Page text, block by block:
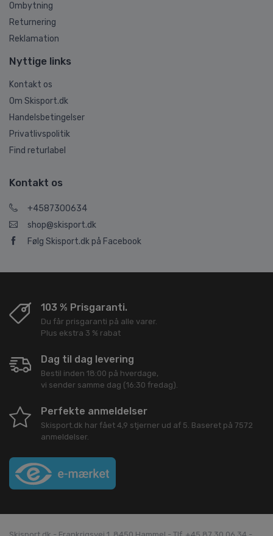
Ombytning
Returnering
Reklamation
Nyttige links
Kontakt os
Om Skisport.dk
Handelsbetingelser
Privatlivspolitik
Find returlabel
Kontakt os
+4587300634
shop@skisport.dk
Følg Skisport.dk på Facebook
103 % Prisgaranti.
Du får prisgaranti på alle varer.
Plus ekstra 3 % rabat
Dag til dag levering
Bestil inden 18:00 på hverdage,
vi sender samme dag (16:30 fredag).
Perfekte anmeldelser
Skisport.dk har fået 4,9 stjerner ud af 5. Baseret på 7572
anmeldelser.